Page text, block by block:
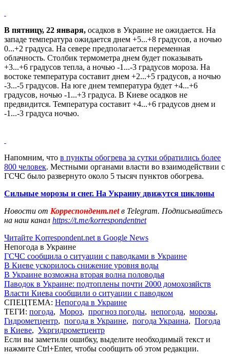
В пятницу, 22 января, осадков в Украине не ожидается. На
западе температура ожидается днем +5...+8 градусов, а ночью
0...+2 градуса. На севере предполагается переменная
облачность. Столбик термометра днем будет показывать
+3...+6 градусов тепла, а ночью -1...-3 градусов мороза. На
востоке температура составит днем +2...+5 градусов, а ночью
-3...-5 градусов. На юге днем температура будет +4...+6
градусов, ночью -1...+3 градуса. В Киеве осадков не
предвидится. Температура составит +4...+6 градусов днем и
-1...-3 градуса ночью.
Напомним, что в пункты обогрева за сутки обратились более
800 человек. Местными органами власти во взаимодействии с
ГСЧС было развернуто около 5 тысяч пунктов обогрева.
Сильные морозы и снег. На Украину движутся циклоны
Новости от Корреспондент.netв Telegram. Подписывайтесь
на наш канал https://t.me/korrespondentnet
Читайте Korrespondent.net в Google News
Непогода в Украине
ГСЧС сообщила о ситуации с паводками в Украине
В Киеве ускорилось снижение уровня воды
В Украине возможна вторая волна половодья
Паводок в Украине: подтоплены почти 2000 домохозяйств
Власти Киева сообщили о ситуации с паводком
СПЕЦТЕМА: Непогода в Украине
ТЕГИ: погода, Мороз, прогноз погоды, непогода, морозы,
Гидрометцентр, погода в Украине, погода Украина, Погода
в Киеве, Укргидрометцентр
Если вы заметили ошибку, выделите необходимый текст и
нажмите Ctrl+Enter, чтобы сообщить об этом редакции.